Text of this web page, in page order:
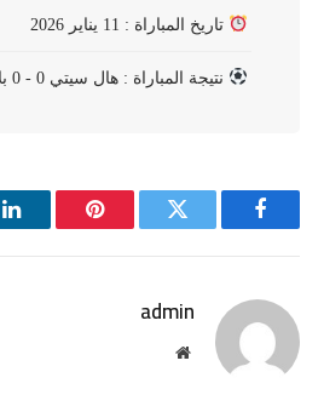
تاريخ المباراة : 11 يناير 2026
نتيجة المباراة : هال سيتي 0 - 0 بلاكبيرن روفرز
فيسبوك تويتر بينتيريست
admin
موقع